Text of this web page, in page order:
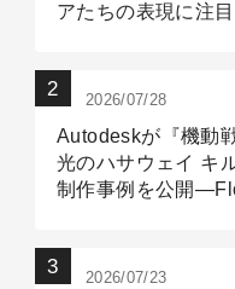
アたちの表現に注
2026/07/28
Autodeskが『機動
光のハサウェイ キ
制作事例を公開
2026/07/23